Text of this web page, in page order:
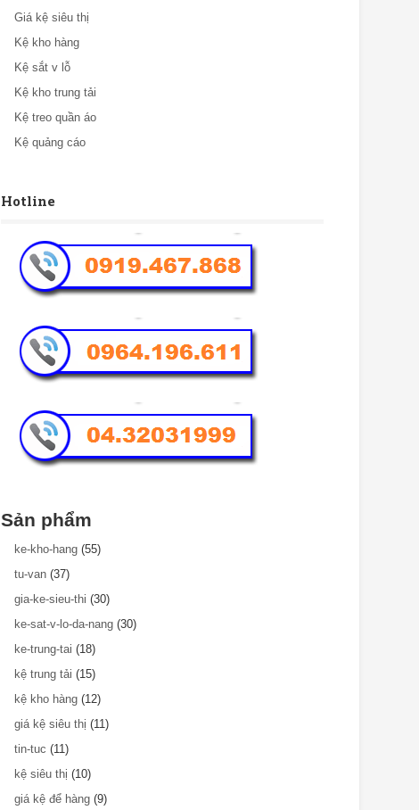
Giá kệ siêu thị
Kệ kho hàng
Kệ sắt v lỗ
Kệ kho trung tải
Kệ treo quần áo
Kệ quảng cáo
Hotline
Sản phẩm
ke-kho-hang (55)
tu-van (37)
gia-ke-sieu-thi (30)
ke-sat-v-lo-da-nang (30)
ke-trung-tai (18)
kệ trung tải (15)
kệ kho hàng (12)
giá kệ siêu thị (11)
tin-tuc (11)
kệ siêu thị (10)
giá kệ để hàng (9)